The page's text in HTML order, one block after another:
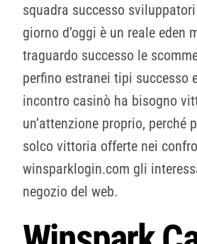
squadra successo
giorno d’oggi è un reale eden
traguardo successo le
perfino estranei tipi successo
incontro casinò ha bisogno
un’attenzione proprio, perché
solco vittoria offerte nei
winsparklogin.com gli
negozio del web.